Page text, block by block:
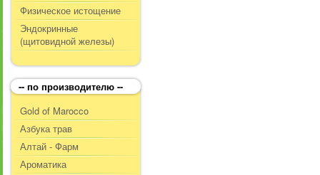
Физическое истощение
Эндокринные
(щитовидной железы)
-- по производителю --
Gold of Marocco
Азбука трав
Алтай - Фарм
Ароматика